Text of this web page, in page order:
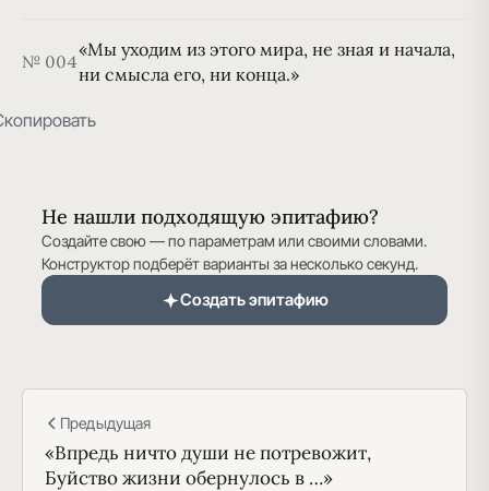
№ 004
«Мы уходим из этого мира, не зная и начала,
ни смысла его, ни конца.»
Не нашли подходящую эпитафию?
Создайте свою — по параметрам или своими словами.
Конструктор подберёт варианты за несколько секунд.
Создать эпитафию
Предыдущая
«Впредь ничто души не потревожит,
Буйство жизни обернулось в …»